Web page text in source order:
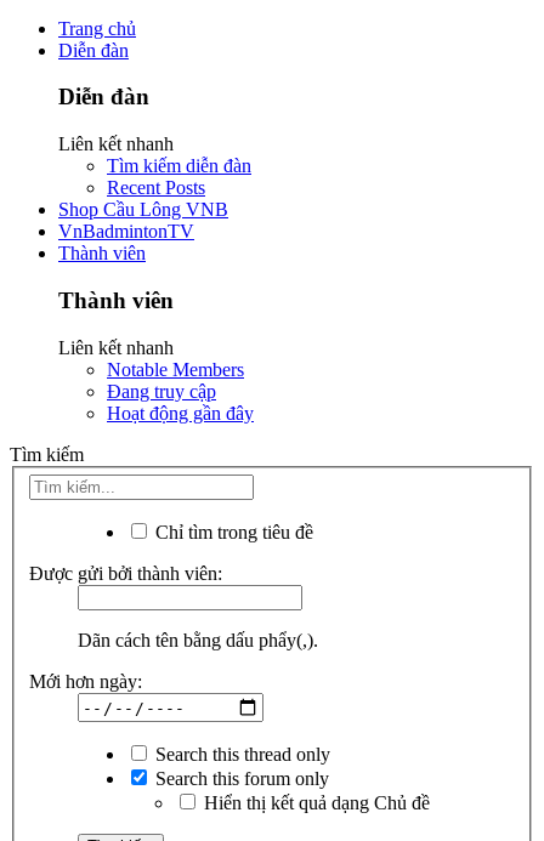
Trang chủ
Diễn đàn
Diễn đàn
Liên kết nhanh
Tìm kiếm diễn đàn
Recent Posts
Shop Cầu Lông VNB
VnBadmintonTV
Thành viên
Thành viên
Liên kết nhanh
Notable Members
Đang truy cập
Hoạt động gần đây
Tìm kiếm
Chỉ tìm trong tiêu đề
Được gửi bởi thành viên:
Dãn cách tên bằng dấu phẩy(,).
Mới hơn ngày:
Search this thread only
Search this forum only
Hiển thị kết quả dạng Chủ đề